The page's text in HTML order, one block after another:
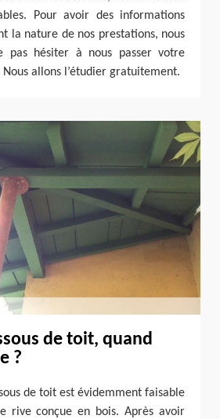
Pour avoir des informations
la nature de nos prestations, nous
pas hésiter à nous passer votre
allons l’étudier gratuitement.
de toit, quand
?
de toit est évidemment faisable
rive conçue en bois. Après avoir